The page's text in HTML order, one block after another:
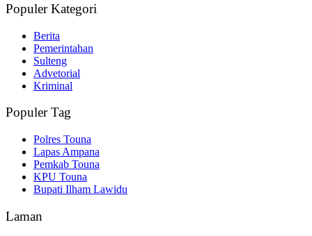
Populer Kategori
Berita
Pemerintahan
Sulteng
Advetorial
Kriminal
Populer Tag
Polres Touna
Lapas Ampana
Pemkab Touna
KPU Touna
Bupati Ilham Lawidu
Laman